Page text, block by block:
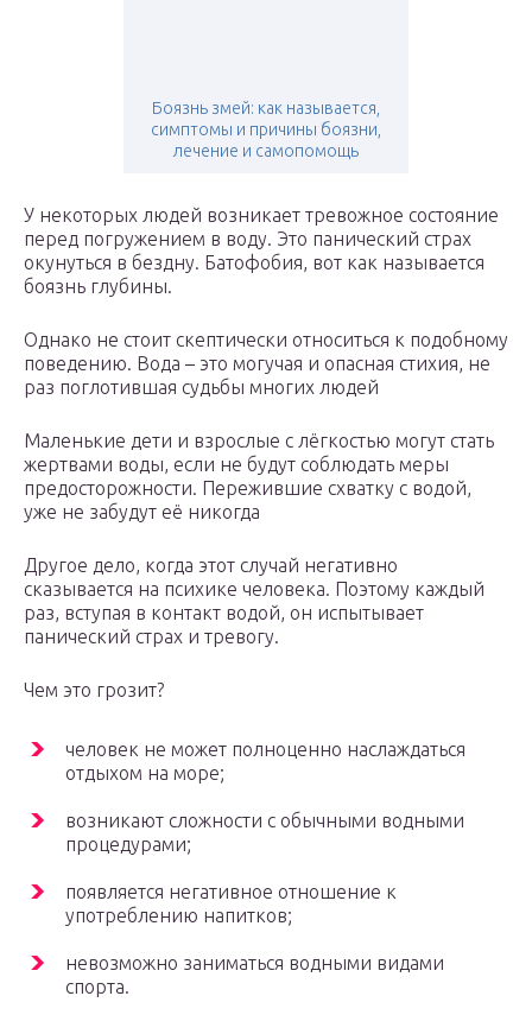
Боязнь змей: как называется,
симптомы и причины боязни,
лечение и самопомощь
У некоторых людей возникает тревожное состояние
перед погружением в воду. Это панический страх
окунуться в бездну. Батофобия, вот как называется
боязнь глубины.
Однако не стоит скептически относиться к подобному
поведению. Вода – это могучая и опасная стихия, не
раз поглотившая судьбы многих людей
Маленькие дети и взрослые с лёгкостью могут стать
жертвами воды, если не будут соблюдать меры
предосторожности. Пережившие схватку с водой,
уже не забудут её никогда
Другое дело, когда этот случай негативно
сказывается на психике человека. Поэтому каждый
раз, вступая в контакт водой, он испытывает
панический страх и тревогу.
Чем это грозит?
человек не может полноценно наслаждаться
отдыхом на море;
возникают сложности с обычными водными
процедурами;
появляется негативное отношение к
употреблению напитков;
невозможно заниматься водными видами
спорта.